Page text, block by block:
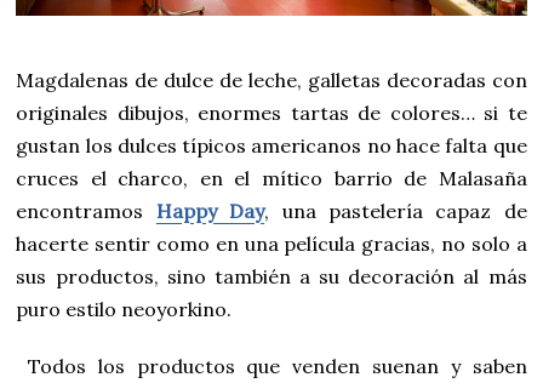
Magdalenas de dulce de leche, galletas decoradas con
originales dibujos, enormes tartas de colores… si te
gustan los dulces típicos americanos no hace falta que
cruces el charco, en el mítico barrio de Malasaña
encontramos Happy Day, una pastelería capaz de
hacerte sentir como en una película gracias, no solo a
sus productos, sino también a su decoración al más
puro estilo neoyorkino.
Todos los productos que venden suenan y saben